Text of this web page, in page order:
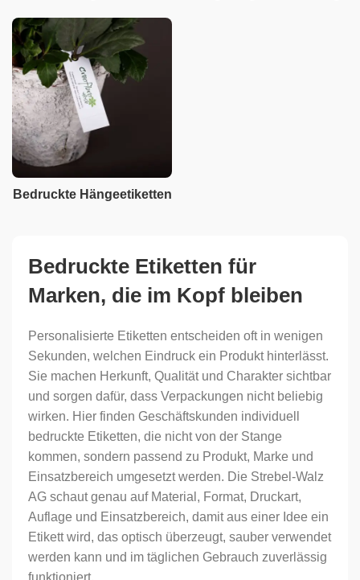
Bedruckte Hängeetiketten
Bedruckte Etiketten für
Marken, die im Kopf bleiben
Personalisierte Etiketten entscheiden oft in wenigen
Sekunden, welchen Eindruck ein Produkt hinterlässt.
Sie machen Herkunft, Qualität und Charakter sichtbar
und sorgen dafür, dass Verpackungen nicht beliebig
wirken. Hier finden Geschäftskunden individuell
bedruckte Etiketten, die nicht von der Stange
kommen, sondern passend zu Produkt, Marke und
Einsatzbereich umgesetzt werden. Die Strebel-Walz
AG schaut genau auf Material, Format, Druckart,
Auflage und Einsatzbereich, damit aus einer Idee ein
Etikett wird, das optisch überzeugt, sauber verwendet
werden kann und im täglichen Gebrauch zuverlässig
funktioniert.